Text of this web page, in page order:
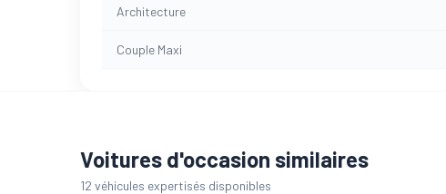
Architecture
Couple Maxi
Voitures d'occasion similaires
12 véhicules expertisés disponibles